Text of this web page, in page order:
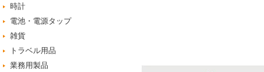
時計
電池・電源タップ
雑貨
トラベル用品
業務用製品